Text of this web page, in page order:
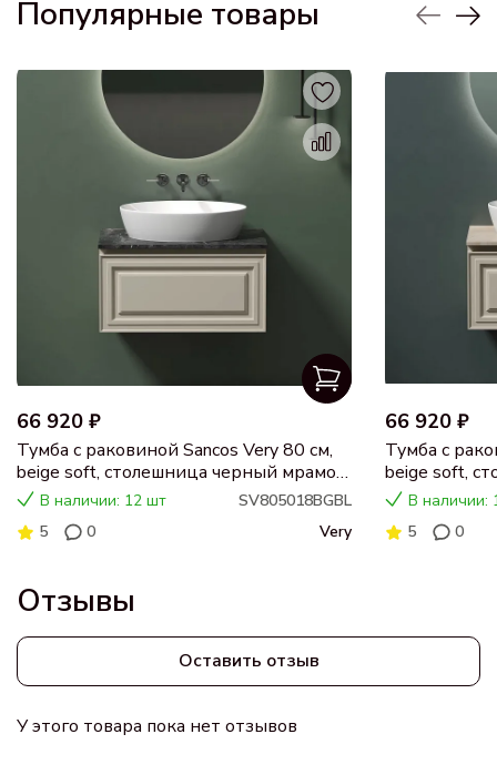
Популярные товары
66 920 ₽
Тумба с раковиной Sancos Very 80 см,
beige soft, столешница черный мрамор,
раковина CN5018
В наличии: 12 шт
SV805018BGBL
5
0 Very
66 920 ₽
Тумба с
beige soft,
раковина
В наличии:
5
0
Отзывы
Оставить отзыв
У этого товара пока нет отзывов